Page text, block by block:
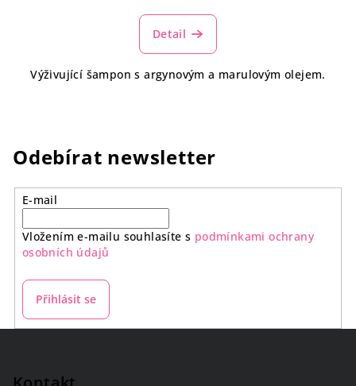
Detail
Výživující šampon s argynovým a marulovým olejem.
Odebírat newsletter
E-mail
Vložením e-mailu souhlasíte s podmínkami ochrany
osobních údajů
Přihlásit se